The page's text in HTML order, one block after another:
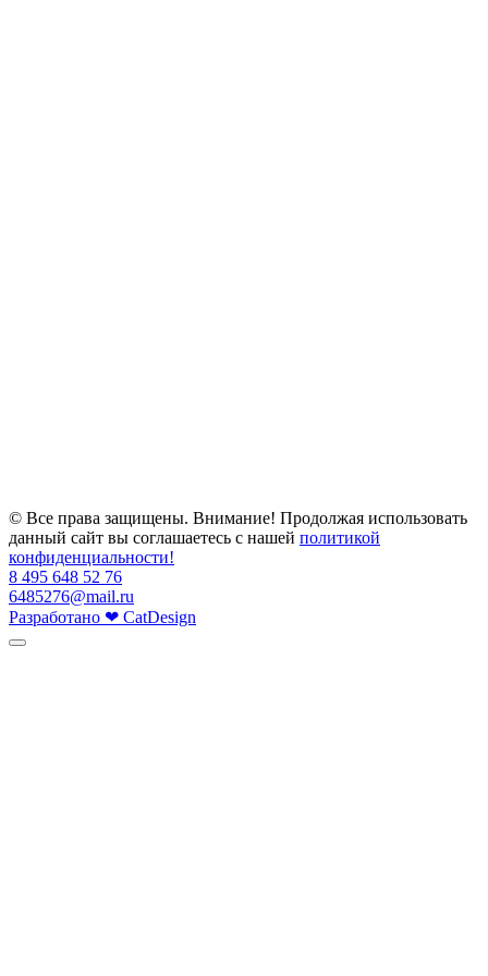
© Все права защищены. Внимание! Продолжая использовать
данный сайт вы соглашаетесь с нашей политикой
конфиденциальности!
8 495 648 52 76
6485276@mail.ru
Разработано ❤ CatDesign